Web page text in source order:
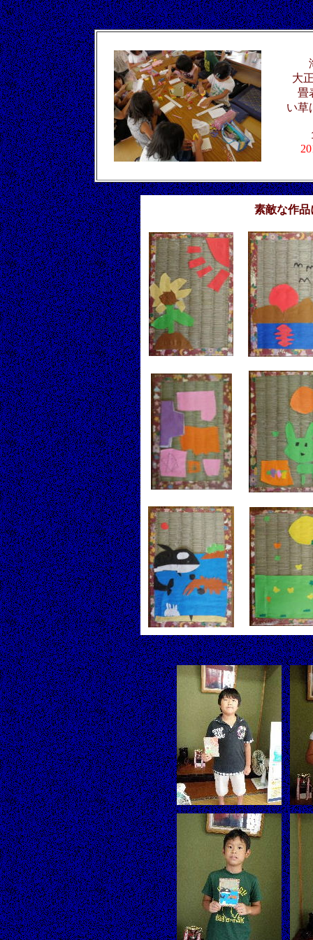
w
大
畳
い草
素敵な作